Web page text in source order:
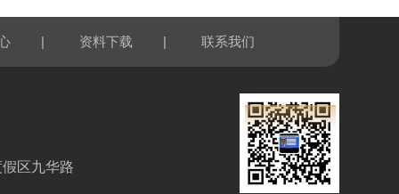
| 资料下载 | 联系我们
区九华路